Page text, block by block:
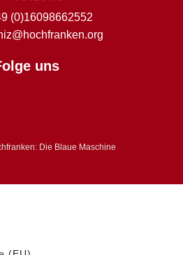
(0)16098662552
uns
Die Blaue Maschine